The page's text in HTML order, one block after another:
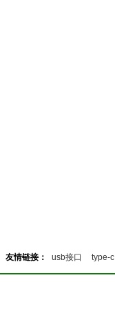
友情链接： usb接口 type-c